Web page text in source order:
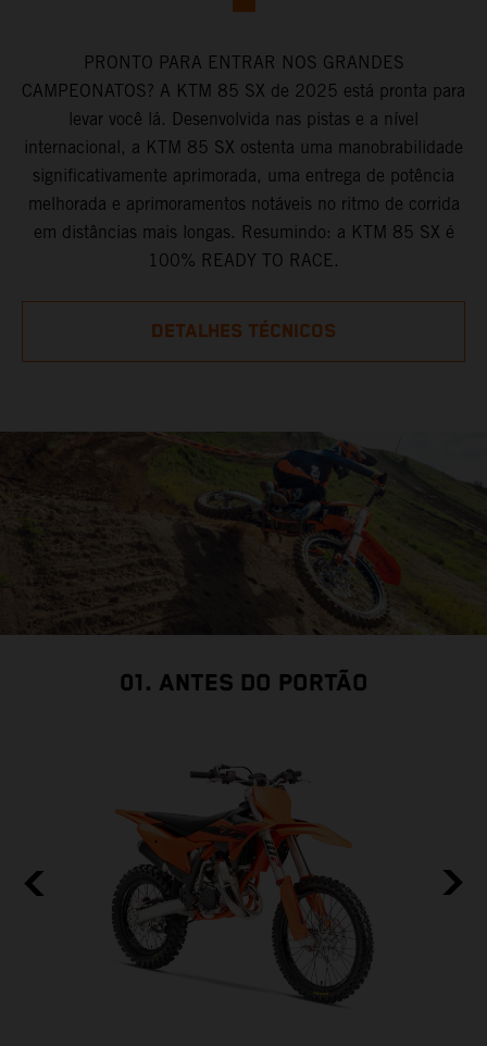
PRONTO PARA ENTRAR NOS GRANDES
CAMPEONATOS? A KTM 85 SX de 2025 está pronta para
levar você lá. Desenvolvida nas pistas e a nível
internacional, a KTM 85 SX ostenta uma manobrabilidade
significativamente aprimorada, uma entrega de potência
melhorada e aprimoramentos notáveis no ritmo de corrida
em distâncias mais longas. Resumindo: a KTM 85 SX é
100% READY TO RACE.
DETALHES TÉCNICOS
01. ANTES DO PORTÃO